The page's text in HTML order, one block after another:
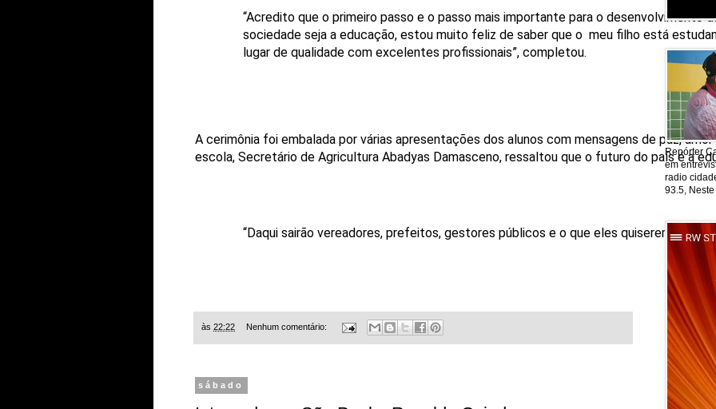
“Acredito que o primeiro passo e o passo mais importante para o desenvolvimento
sociedade seja a educação, estou muito feliz de saber que o meu filho está
lugar de qualidade com excelentes profissionais”, completou.
A cerimônia foi embalada por várias apresentações dos alunos com mensagens de paz, amor
escola, Secretário de Agricultura Abadyas Damasceno, ressaltou que o futuro do país é a
“Daqui sairão vereadores, prefeitos, gestores públicos e o que eles quiserem ser”,
às 22:22 Nenhum comentário:
sábado
Repórter
em
radio
93.5,